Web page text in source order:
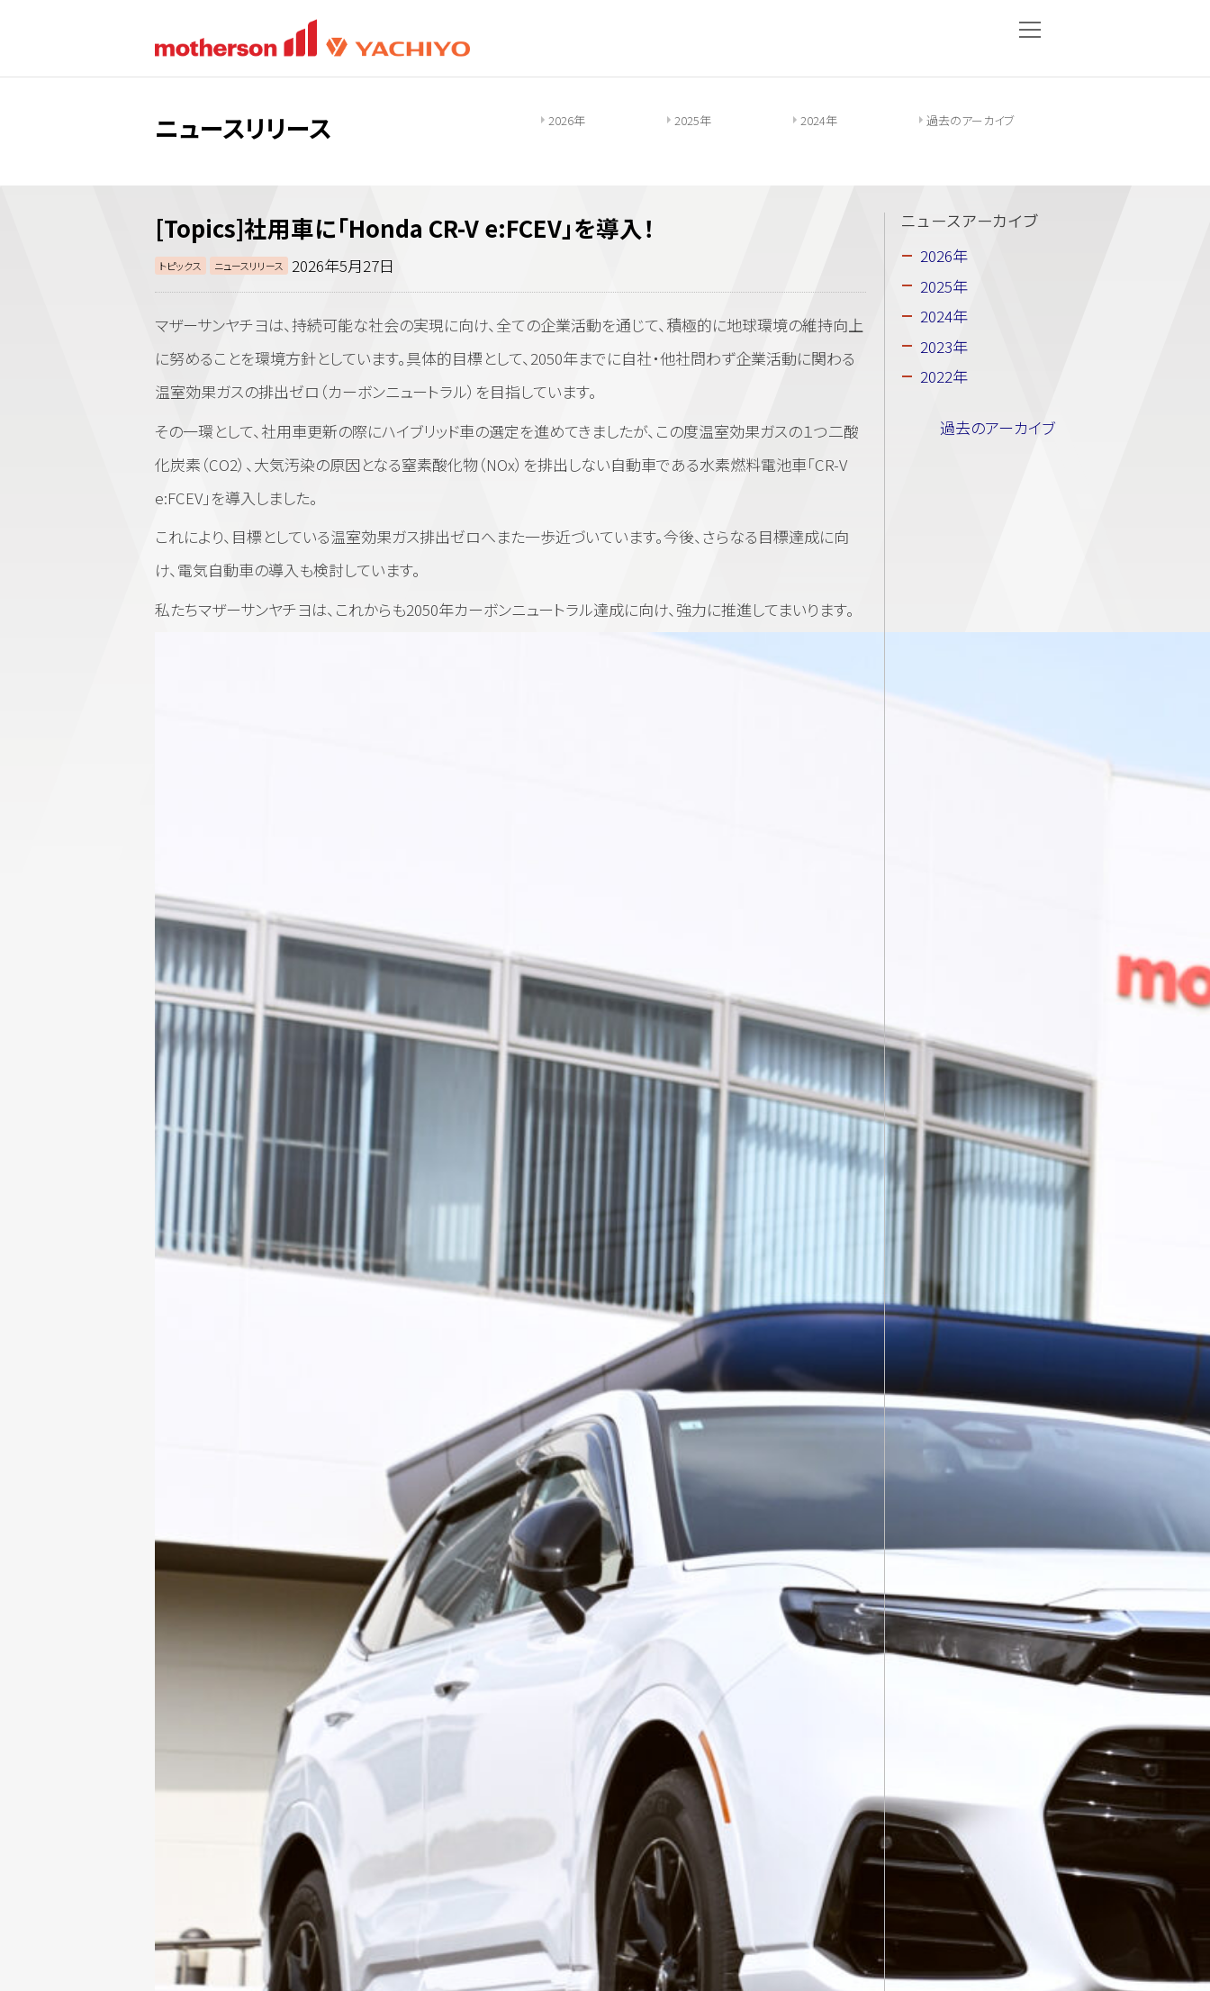
ニュースリリース 2026年 2025年 2024年 過去のアーカイブ
[Topics]社用車に「Honda CR-V e:FCEV」を導入！
トピックス ニュースリリース 2026年5月27日
マザーサンヤチヨは、持続可能な社会の実現に向け、全ての企業活動を通じて、積極的に地球環境の維持向上
に努めることを環境方針としています。具体的目標として、2050年までに自社・他社問わず企業活動に関わる
温室効果ガスの排出ゼロ（カーボンニュートラル）を目指しています。
その一環として、社用車更新の際にハイブリッド車の選定を進めてきましたが、この度温室効果ガスの１つ二酸
化炭素（CO2）、大気汚染の原因となる窒素酸化物（NOx）を排出しない自動車である水素燃料電池車「CR-V
e:FCEV」を導入しました。
これにより、目標としている温室効果ガス排出ゼロへまた一歩近づいています。今後、さらなる目標達成に向
け、電気自動車の導入も検討しています。
私たちマザーサンヤチヨは、これからも2050年カーボンニュートラル達成に向け、強力に推進してまいります。
ニュースアーカイブ
2026年
2025年
2024年
2023年
2022年
過去のアーカイブ